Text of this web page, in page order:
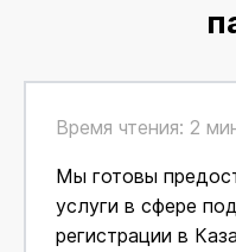
Время чтения: 2
Мы готовы
услуги в сфере
регистрации в